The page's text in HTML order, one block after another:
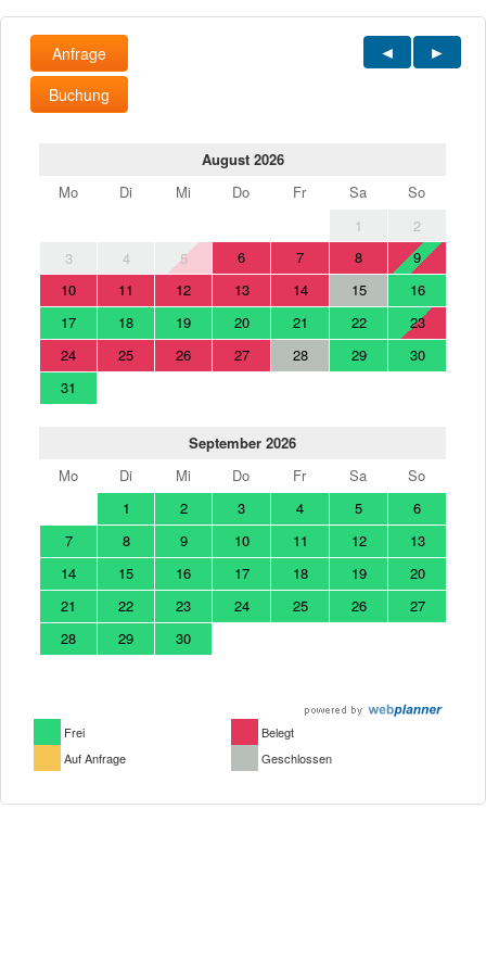
Anfrage
Buchung
August 2026
Mo
Di Mi Do Fr Sa
So
1
2
3
4 5 6 7 8
9
10
11 12 13 14 15
16
17
18 19 20 21 22
23
24
25 26 27 28 29
30
31
September 2026
Mo
Di Mi Do Fr Sa
So
1
2 3 4 5
6
7
8 9 10 11 12
13
14
15 16 17 18 19
20
21
22 23 24 25 26
27
28
29 30
Frei
Belegt
Auf Anfrage
Geschlossen